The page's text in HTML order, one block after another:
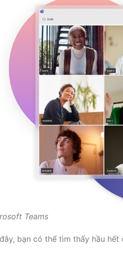
Teams
bạn có thể tìm thấy hầu